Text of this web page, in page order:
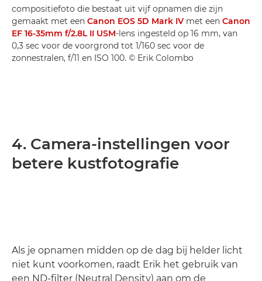
compositiefoto die bestaat uit vijf opnamen die zijn
gemaakt met een Canon EOS 5D Mark IV met een Canon
EF 16-35mm f/2.8L II USM-lens ingesteld op 16 mm, van
0,3 sec voor de voorgrond tot 1/160 sec voor de
zonnestralen, f/11 en ISO 100. © Erik Colombo
4. Camera-instellingen voor
betere kustfotografie
Als je opnamen midden op de dag bij helder licht
niet kunt voorkomen, raadt Erik het gebruik van
een ND-filter (Neutral Density) aan om de